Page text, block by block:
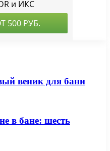
веник для бани
в бане: шесть